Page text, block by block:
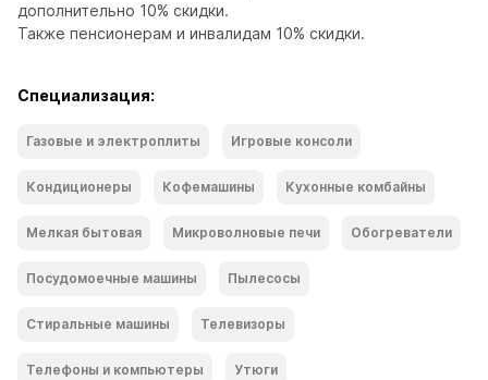
дополнительно 10% скидки.
Также пенсионерам и инвалидам 10% скидки.
Специализация:
Газовые и электроплиты Игровые консоли
Кондиционеры Кофемашины Кухонные комбайны
Мелкая бытовая Микроволновые печи Обогреватели
Посудомоечные машины Пылесосы
Стиральные машины Телевизоры
Телефоны и компьютеры Утюги